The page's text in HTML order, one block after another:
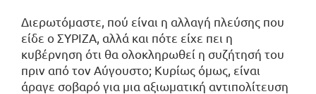
Διερωτόμαστε, πού είναι η αλλαγή πλεύσης που
είδε ο ΣΥΡΙΖΑ, αλλά και πότε είχε πει η
κυβέρνηση ότι θα ολοκληρωθεί η συζήτησή του
πριν από τον Αύγουστο; Κυρίως όμως, είναι
άραγε σοβαρό για μια αξιωματική αντιπολίτευση